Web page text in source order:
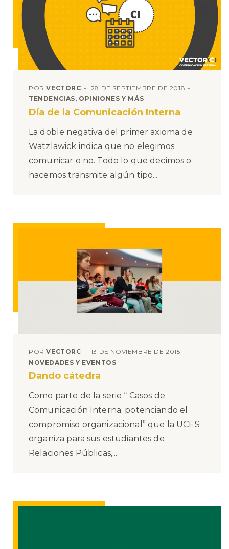
PORVECTORC
28 DE SEPTIEMBRE DE 2018
TENDENCIAS, OPINIONES Y MÁS
Día de la Comunicación Interna
La doble negativa del primer axioma de
Watzlawick indica que no elegimos
comunicar o no. Todo lo que decimos o
hacemos transmite algún tipo...
PORVECTORC
13 DE NOVIEMBRE DE 2015
NOVEDADES Y EVENTOS
Dando cátedra
Como parte de la serie “ Casos de
Comunicación Interna: potenciando el
compromiso organizacional” que la UCES
organiza para sus estudiantes de
Relaciones Públicas,...